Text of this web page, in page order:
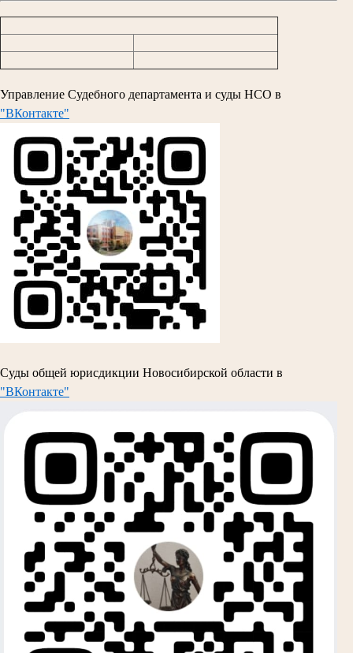
Управление Судебного департамента и суды НСО в
"ВКонтакте"
Суды общей юрисдикции Новосибирской области в
"ВКонтакте"